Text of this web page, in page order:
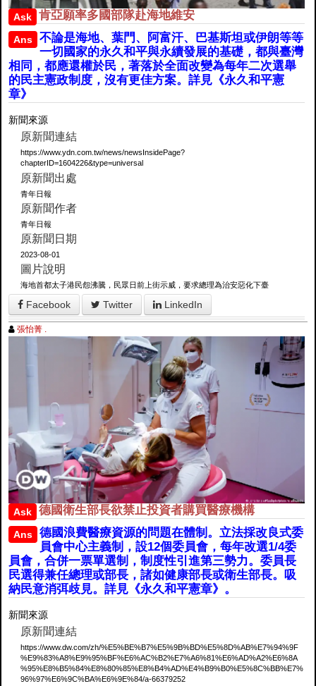
Ask 肯亞願率多國部隊赴海地維安
Ans
不論是海地、葉門、阿富汗、巴基斯坦或伊朗等等
一切國家的永久和平與永續發展的基礎，都與臺灣
相同，都應還權於民，著落於全面改變為每年二次選舉
的民主憲政制度，沒有更佳方案。詳見《永久和平憲
章》
新聞來源
原新聞連結
https://www.ydn.com.tw/news/newsInsidePage?
chapterID=1604226&type=universal
原新聞出處
青年日報
原新聞作者
青年日報
原新聞日期
2023-08-01
圖片說明
海地首都太子港民怨沸騰，民眾日前上街示威，要求總理為治安惡化下臺
Facebook Twitter LinkedIn
張怡菁 .
Ask 德國衛生部長欲禁止投資者購買醫療機構
Ans
德國浪費醫療資源的問題在體制。立法採改良式委
員會中心主義制，設12個委員會，每年改選1/4委
員會，合併一票單選制，制度性引進第三勢力。委員長
民選得兼任總理或部長，諸如健康部長或衛生部長。吸
納民意消弭歧見。詳見《永久和平憲章》。
新聞來源
原新聞連結
https://www.dw.com/zh/%E5%BE%B7%E5%9B%BD%E5%8D%AB%E7%94%9F
%E9%83%A8%E9%95%BF%E6%AC%B2%E7%A6%81%E6%AD%A2%E6%8A
%95%E8%B5%84%E8%80%85%E8%B4%AD%E4%B9%B0%E5%8C%BB%E7%
96%97%E6%9C%BA%E6%9E%84/a-66379252